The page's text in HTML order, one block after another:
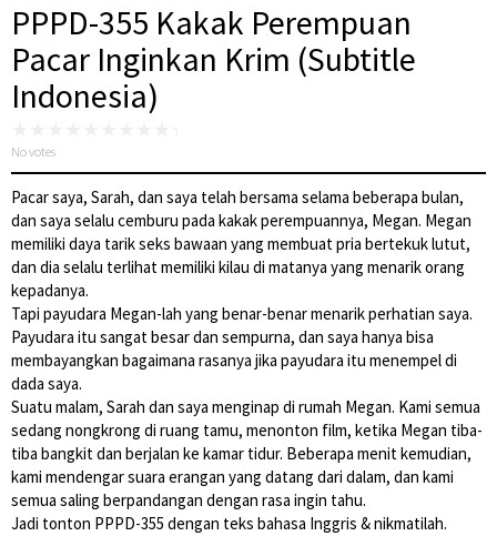
PPPD-355 Kakak Perempuan
Pacar Inginkan Krim (Subtitle
Indonesia)
No votes
Pacar saya, Sarah, dan saya telah bersama selama beberapa bulan,
dan saya selalu cemburu pada kakak perempuannya, Megan. Megan
memiliki daya tarik seks bawaan yang membuat pria bertekuk lutut,
dan dia selalu terlihat memiliki kilau di matanya yang menarik orang
kepadanya.
Tapi payudara Megan-lah yang benar-benar menarik perhatian saya.
Payudara itu sangat besar dan sempurna, dan saya hanya bisa
membayangkan bagaimana rasanya jika payudara itu menempel di
dada saya.
Suatu malam, Sarah dan saya menginap di rumah Megan. Kami semua
sedang nongkrong di ruang tamu, menonton film, ketika Megan tiba-
tiba bangkit dan berjalan ke kamar tidur. Beberapa menit kemudian,
kami mendengar suara erangan yang datang dari dalam, dan kami
semua saling berpandangan dengan rasa ingin tahu.
Jadi tonton PPPD-355 dengan teks bahasa Inggris & nikmatilah.